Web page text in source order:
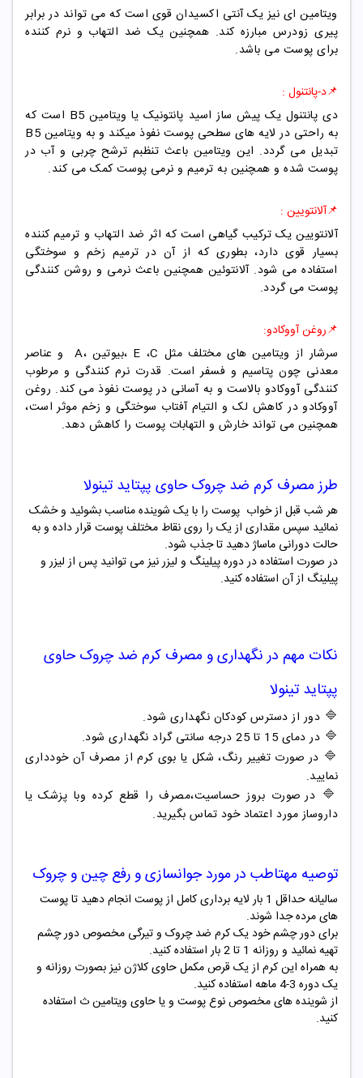
ویتامین ای نیز یک آنتی اکسیدان قوی است که می تواند در برابر
پیری زودرس مبارزه کند. همچنین یک ضد التهاب و نرم کننده
برای پوست می باشد.
📌د-پانتنول :
دی پانتنول یک پیش ساز اسید پانتونیک یا ویتامین B5 است که
به راحتی در لایه های سطحی پوست نفوذ میکند و به ویتامین B5
تبدیل می گردد. این ویتامین باعث تنظبم ترشح چربی و آب در
پوست شده و همچنین به ترمیم و نرمی پوست کمک می کند.
📌آلانتویین :
آلانتویین یک ترکیب گیاهی است که اثر ضد التهاب و ترمیم کننده
بسیار قوی دارد، بطوری که از آن در ترمیم زخم و سوختگی
استفاده می شود. آلانتوئین همچنین باعث نرمی و روشن کنندگی
پوست می گردد.
📌روغن آووکادو:
سرشار از ویتامین های مختلف مثل E ،C ،بیوتین ،A و عناصر
معدنی چون پتاسیم و فسفر است. قدرت نرم کنندگی و مرطوب
کنندگی آووکادو بالاست و به آسانی در پوست نفوذ می کند. روغن
آووکادو در کاهش لک و التیام آفتاب سوختگی و زخم موثر است،
همچنین می تواند خارش و التهابات پوست را کاهش دهد.
طرز مصرف کرم ضد چروک حاوی پپتاید تینولا
هر شب قبل از خواب پوست را با یک شوینده مناسب بشوئید و خشک
نمائید سپس مقداری از یک را روی نقاط مختلف پوست قرار داده و به
حالت دورانی ماساژ دهید تا جذب شود.
در صورت استفاده در دوره پیلینگ و لیزر نیز می توانید پس از لیزر و
پیلینگ از آن استفاده کنید.
نکات مهم در نگهداری و مصرف کرم ضد چروک حاوی
پپتاید تینولا
🔷 دور از دسترس کودکان نگهداری شود.
🔷 در دمای 15 تا 25 درجه سانتی گراد نگهداری شود.
🔷 در صورت تغییر رنگ، شکل یا بوی کرم از مصرف آن خودداری
نمایید.
🔷 در صورت بروز حساسیت،مصرف را قطع کرده وبا پزشک یا
داروساز مورد اعتماد خود تماس بگیرید.
توصیه مهتاطب در مورد جوانسازی و رفع چین و چروک
سالیانه حداقل 1 بار لایه برداری کامل از پوست انجام دهید تا پوست
های مرده جدا شوند.
برای دور چشم خود یک کرم ضد چروک و تیرگی مخصوص دور چشم
تهیه نمائید و روزانه 1 تا 2 بار استفاده کنید.
به همراه این کرم از یک قرص مکمل حاوی کلاژن نیز بصورت روزانه و
یک دوره 3-4 ماهه استفاده کنید.
از شوینده های مخصوص نوع پوست و یا حاوی ویتامین ث استفاده
کنید.